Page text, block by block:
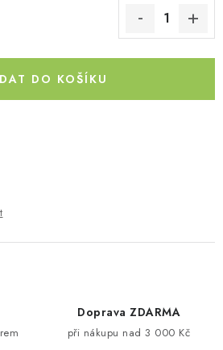
DO KOŠÍKU
Doprava ZDARMA
při nákupu nad 3 000 Kč